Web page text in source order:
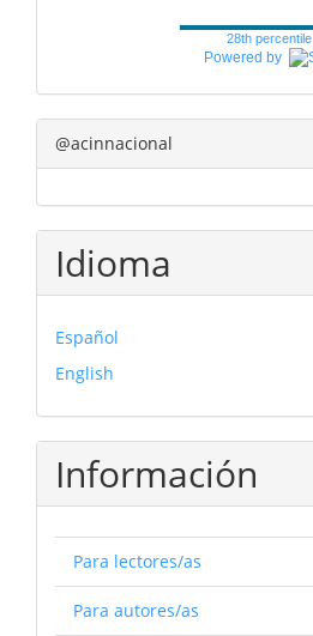
28th percentile
Powered by
@acinnacional
Idioma
Español
English
Información
Para lectores/as
Para autores/as